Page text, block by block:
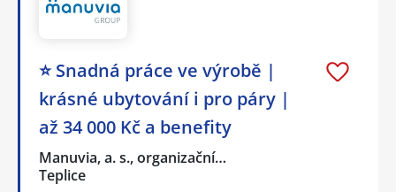
⭐ Snadná práce ve výrobě |
krásné ubytování i pro páry |
až 34 000 Kč a benefity
Manuvia, a. s., organizační…
Teplice